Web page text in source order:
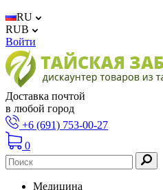
RU
RUB
Войти
Доставка почтой
в любой город
+6 (691) 753-00-27
0
Медицина